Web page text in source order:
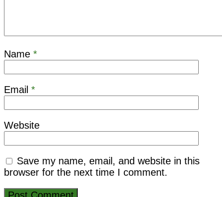
Name *
Email *
Website
Save my name, email, and website in this
browser for the next time I comment.